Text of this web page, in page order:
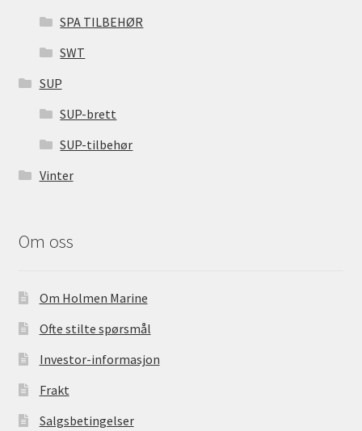
SPA TILBEHØR
SWT
SUP
SUP-brett
SUP-tilbehør
Vinter
Om oss
Om Holmen Marine
Ofte stilte spørsmål
Investor-informasjon
Frakt
Salgsbetingelser